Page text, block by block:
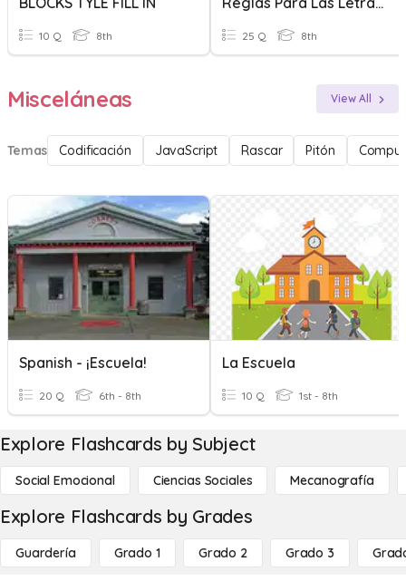
10 Q 8th 25 Q 8th
Misceláneas View All
Temas Codificación JavaScript Rascar Pitón
Spanish - ¡Escuela!
20 Q 6th - 8th
La Escuela
10 Q 1st - 8th
Explore Flashcards by Subject
Social Emocional Ciencias Sociales Mecanografía
Explore Flashcards by Grades
Guardería Grado 1 Grado 2 Grado 3